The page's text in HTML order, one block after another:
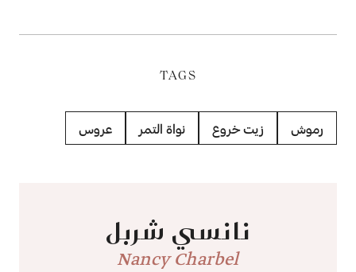
TAGS
رموش زيت خروع نواة التمر عروس
نانسي شربل
Nancy Charbel